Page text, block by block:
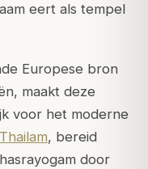
eert als tempel
Europese bron
maakt deze
voor het moderne
, bereid
door